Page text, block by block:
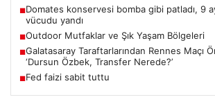
■Domates konservesi bomba gibi patladı, 9
vücudu yandı
■Outdoor Mutfaklar ve Şık Yaşam Bölgeleri
■Galatasaray Taraftarlarından Rennes Maçı
‘Dursun Özbek, Transfer Nerede?’
■Fed faizi sabit tuttu